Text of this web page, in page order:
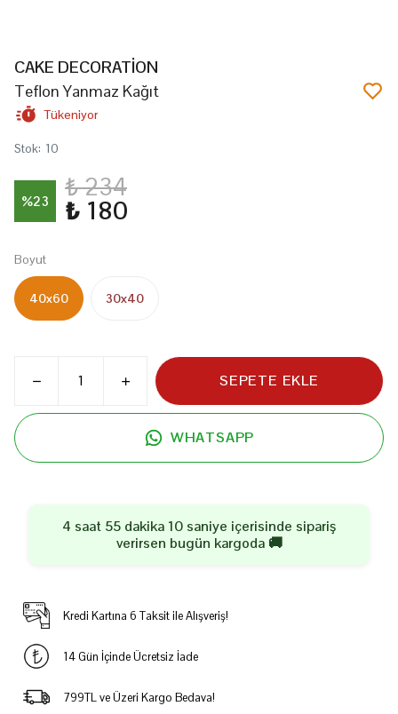
CAKE DECORATİON
Teflon Yanmaz Kağıt
Tükeniyor
Stok: 10
%23 ₺ 234
₺ 180
Boyut
40x60 30x40
SEPETE EKLE
WHATSAPP
4 saat 55 dakika 10 saniye içerisinde sipariş
verirsen bugün kargoda 🚚
Kredi Kartına 6 Taksit ile Alışveriş!
14 Gün İçinde Ücretsiz İade
799TL ve Üzeri Kargo Bedava!